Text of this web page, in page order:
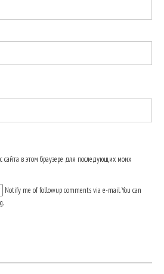
в этом браузере для последующих моих
Notify me of followup comments via e-mail. You can